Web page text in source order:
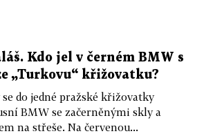
Kdo jel v černém BMW s
„Turkovu“ křižovatku?
do jedné pražské křižovatky
BMW se začerněnými skly a
na střeše. Na červenou...